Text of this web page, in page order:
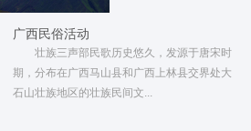
广西民俗活动
壮族三声部民歌历史悠久，发源于唐宋时
期，分布在广西马山县和广西上林县交界处大
石山壮族地区的壮族民间文...